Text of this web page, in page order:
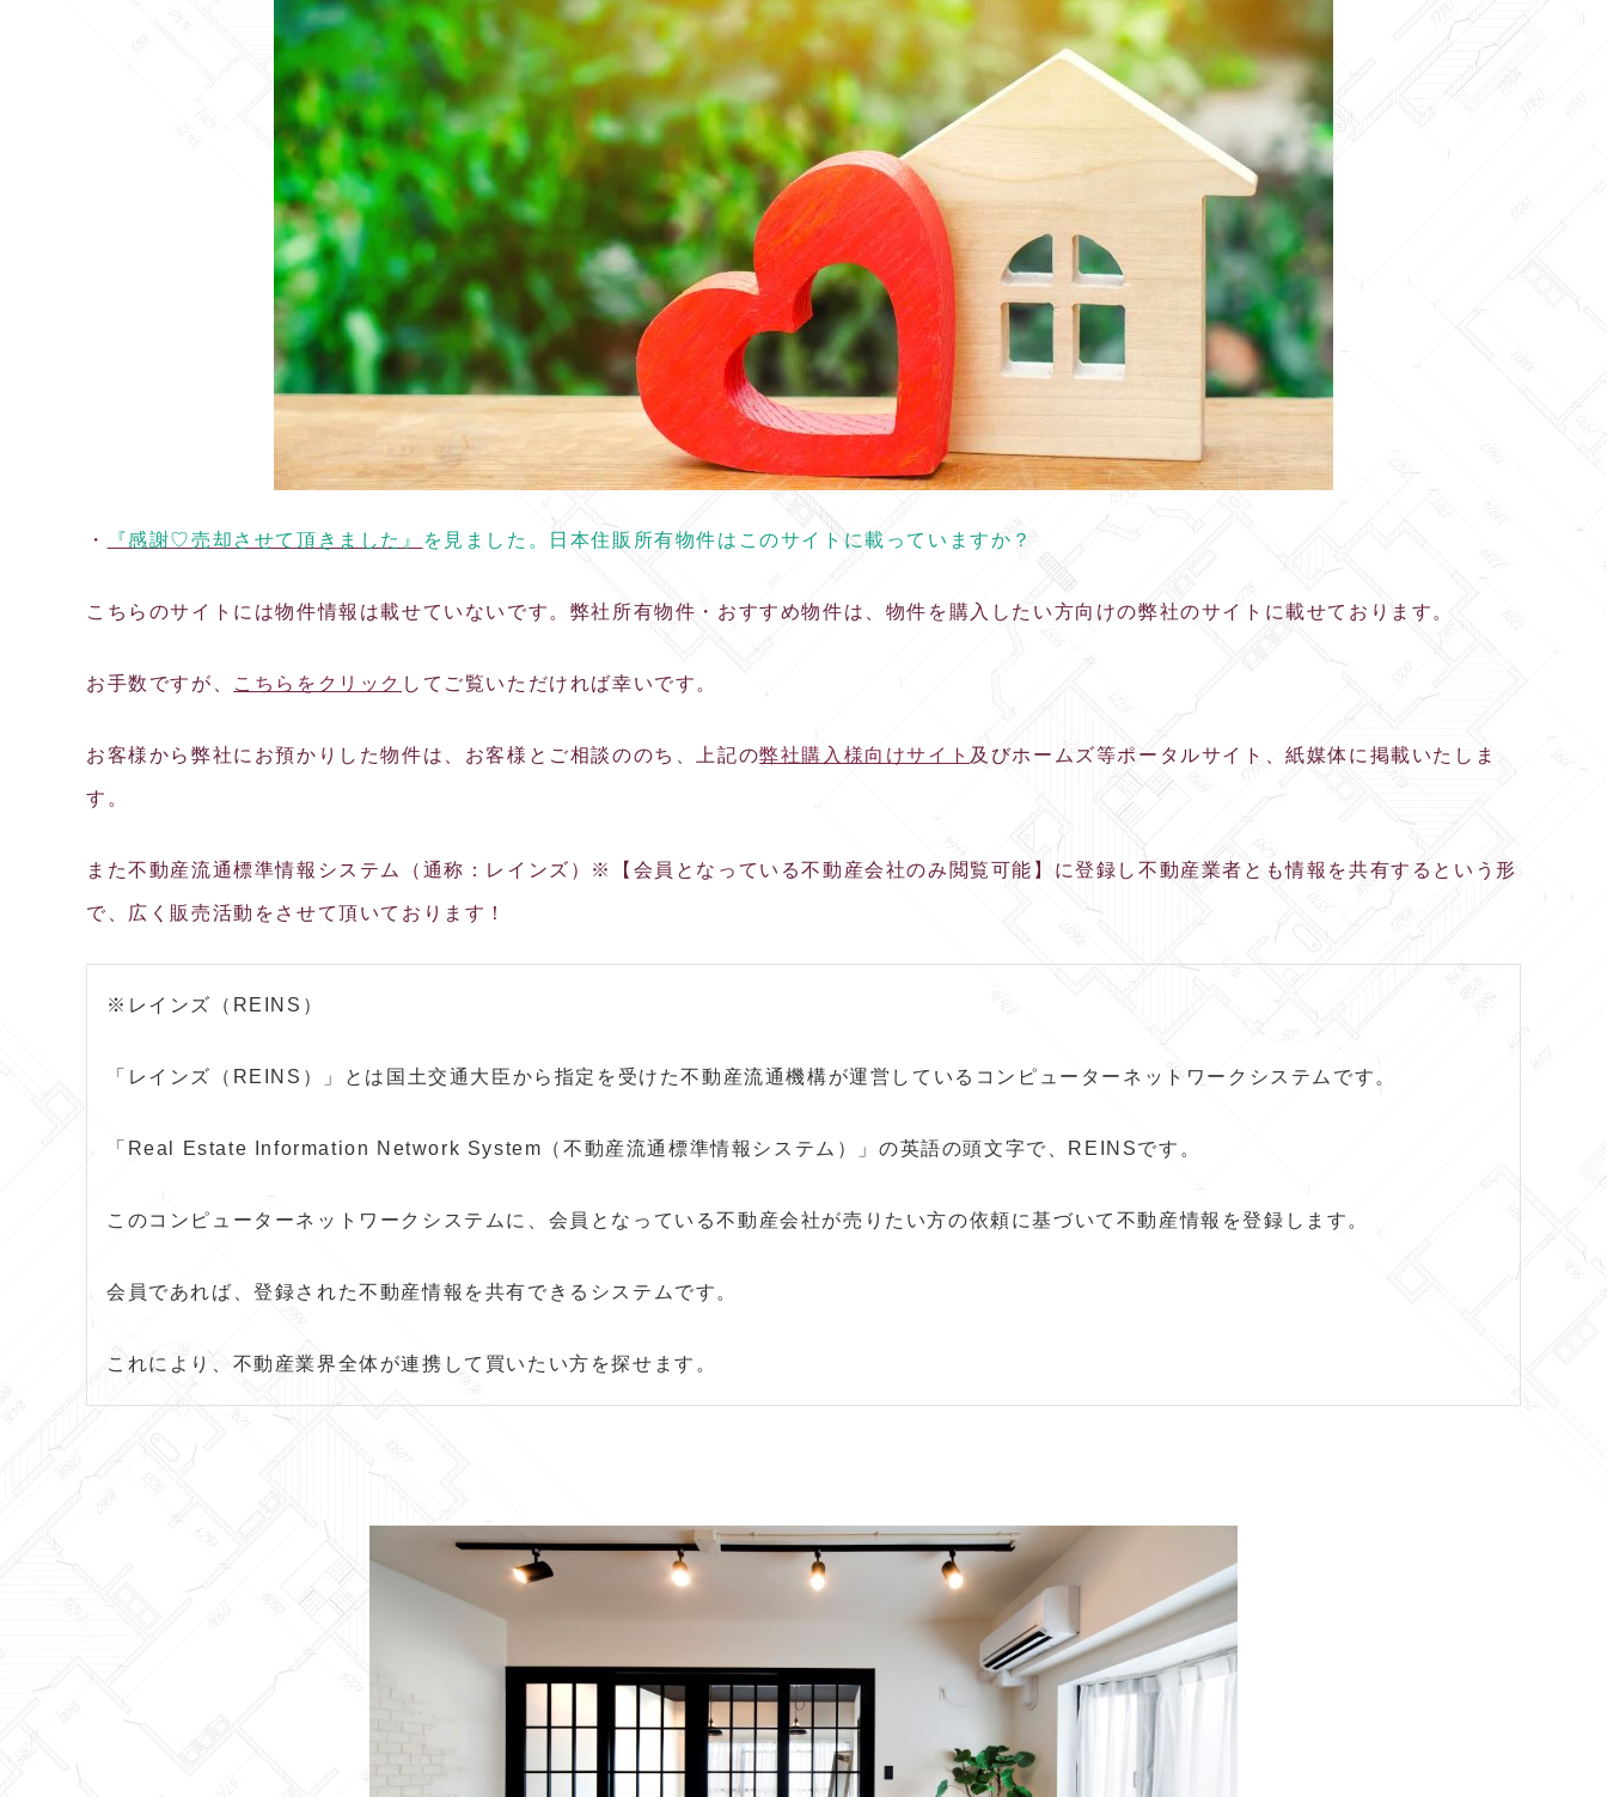
・ 『感謝♡売却させて頂きました』 を見ました。日本住販所有物件はこのサイトに載っていますか？
こちらのサイトには物件情報は載せていないです。弊社所有物件・おすすめ物件は、物件を購入したい方向けの弊社のサイトに載せております。
お手数ですが、 こちらをクリック してご覧いただければ幸いです。
お客様から弊社にお預かりした物件は、お客様とご相談ののち、上記の弊社購入様向けサイト 及びホームズ等ポータルサイト、紙媒体に掲載いたしま
す。
また不動産流通標準情報システム（通称：レインズ）※【会員となっている不動産会社のみ閲覧可能】に登録し不動産業者とも情報を共有するという形
で、広く販売活動をさせて頂いております！
※レインズ（REINS）
「レインズ（REINS）」とは国土交通大臣から指定を受けた不動産流通機構が運営しているコンピューターネットワークシステムです。
「Real Estate Information Network System（不動産流通標準情報システム）」の英語の頭文字で、REINSです。
このコンピューターネットワークシステムに、会員となっている不動産会社が売りたい方の依頼に基づいて不動産情報を登録します。
会員であれば、登録された不動産情報を共有できるシステムです。
これにより、不動産業界全体が連携して買いたい方を探せます。